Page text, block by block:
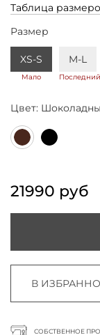
Таблица
Размер
XS-S
Мало
M-L
Последний
Цвет:
21990 руб
В
СОБСТВЕННОЕ